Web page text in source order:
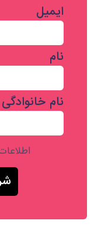
ایمیل
نام
نام خانوادگی